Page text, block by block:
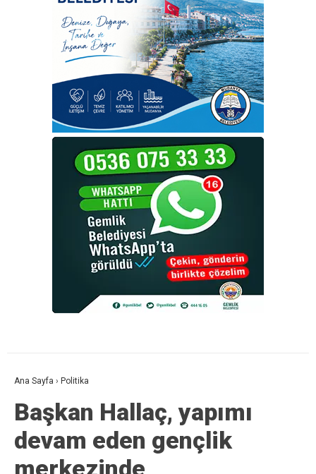
Ana Sayfa › Politika
Başkan Hallaç, yapımı
devam eden gençlik
merkezinde